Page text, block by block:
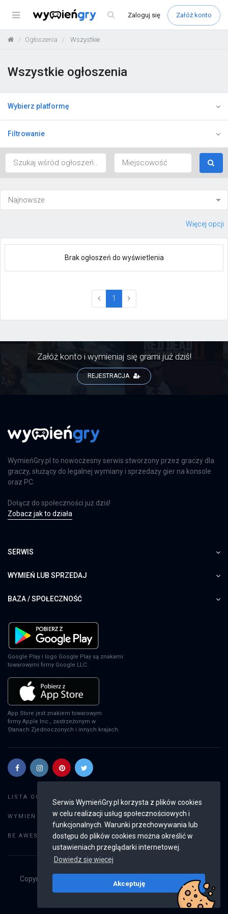
Serwis WymieńGry.pl korzysta z plików cookies
w celu realizacji usług społecznościowych i
funkcjonalnych. Warunki przechowywania lub
dostępu do plików cookies można określić w
ustawieniach przeglądarki internetowej.
Dowiedz się więcej
Akceptuję
Menu Zaloguj się Załóż konto
Ogłoszenia Wszystkie
Wszystkie ogłoszenia
Wybierz platformę
Filtrowanie
Więcej opcji
Brak ogłoszeń do wyświetlenia
1 (current)
Załóż konto i wymieniaj się grami już dziś!
REJESTRACJA
WymieńGry.pl to nowoczesny serwis stworzony przez graczy dla
graczy, służący do legalnej wymiany i sprzedaży gier na konsole
oraz PC.
Dołącz do społeczności już dziś!
Zobacz jak to działa
SERWIS
WYMIEŃ LUB SPRZEDAJ
BAZA / SPOŁECZNOŚĆ
Google Play i logo Google Play są znakami
towarowymi firmy Google LLC.
App Store jest znakiem towarowym
firmy Apple Inc., zastrzeżonym w
Stanach Zjednoczonych i innych krajach.
LISTA OGŁOSZEŃ:
WYMIEŃ GRY: Dodaj ogłoszenie
BE AWESOME: Weryfikacja konta
Copyright © 2019 - 2026
Wszystkie prawa
v2.8.3